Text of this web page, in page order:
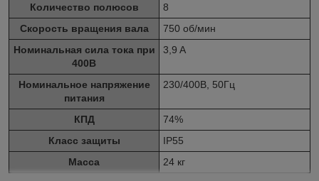
Количество полюсов
8
Скорость вращения вала
750 об/мин
Номинальная сила тока при
400В
3,9 A
Номинальное напряжение
питания
230/400В, 50Гц
КПД
74%
Класс защиты
IP55
Масса
24 кг